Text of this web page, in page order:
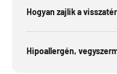
Hogyan zajlik a
Hipoallergén,